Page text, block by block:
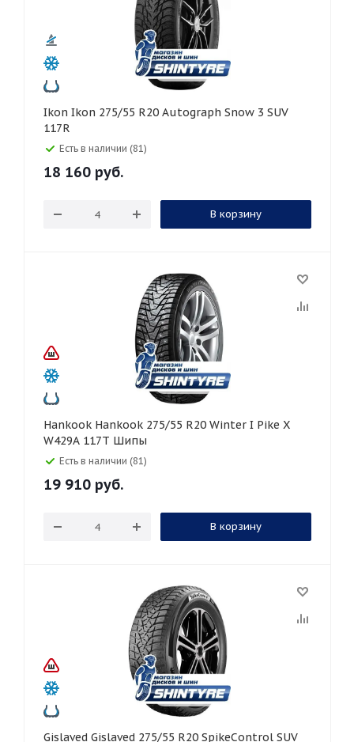
Ikon Ikon 275/55 R20 Autograph Snow 3 SUV
117R
Есть в наличии (81)
18 160 руб.
В корзину
Hankook Hankook 275/55 R20 Winter I Pike X
W429A 117T Шипы
Есть в наличии (81)
19 910 руб.
В корзину
Gislaved Gislaved 275/55 R20 SpikeControl SUV